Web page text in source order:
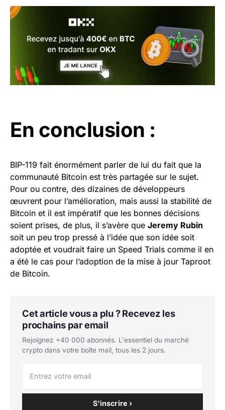
En conclusion :
BIP-119 fait énormément parler de lui du fait que la
communauté Bitcoin est très partagée sur le sujet.
Pour ou contre, des dizaines de développeurs
œuvrent pour l’amélioration, mais aussi la stabilité de
Bitcoin et il est impératif que les bonnes décisions
soient prises, de plus, il s’avère que Jeremy Rubin
soit un peu trop pressé à l’idée que son idée soit
adoptée et voudrait faire un Speed Trials comme il en
a été le cas pour l’adoption de la mise à jour Taproot
de Bitcoin.
Cet article vous a plu ? Recevez les
prochains par email
Rejoignez +40 000 abonnés. L'essentiel du marché
crypto dans votre boîte mail, tous les 2 jours.
S'inscrire ›